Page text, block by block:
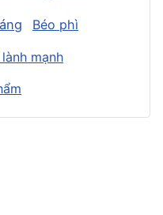
Béo phì
mạnh